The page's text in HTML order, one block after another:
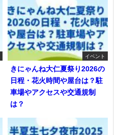
イベント
きにゃんね大仁夏祭り2026の
日程・花火時間や屋台は？駐
車場やアクセスや交通規制
は？